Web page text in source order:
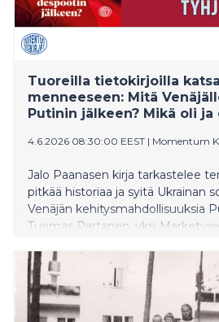
Tuoreilla tietokirjoilla
menneeseen: Mitä
Putinin jälkeen? Mikä oli ja
4.6.2026 08:30:00 EEST | Momentum
Jalo Paanasen kirja tarkastelee
pitkää historiaa ja syitä Ukrainan
Venäjän kehitysmahdollisuuksia
Tuomas Partanen, yksi
luvulta 2010-luvulle, myös
mihin kovalla työllä,
kykyihinsä, onnistuneilla
yrityskulttuurilla ja hyvällä onnella